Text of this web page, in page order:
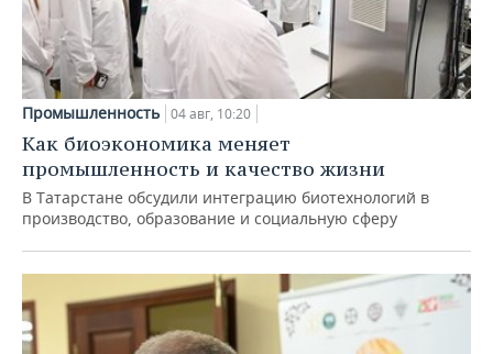
Промышленность 04 авг, 10:20
Как биоэкономика меняет
промышленность и качество жизни
В Татарстане обсудили интеграцию биотехнологий в
производство, образование и социальную сферу